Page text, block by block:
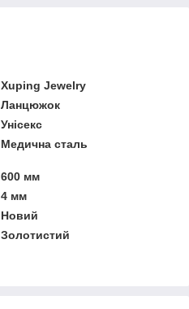
Xuping Jewelry
Ланцюжок
Унісекс
Медична сталь
600 мм
4 мм
Новий
Золотистий